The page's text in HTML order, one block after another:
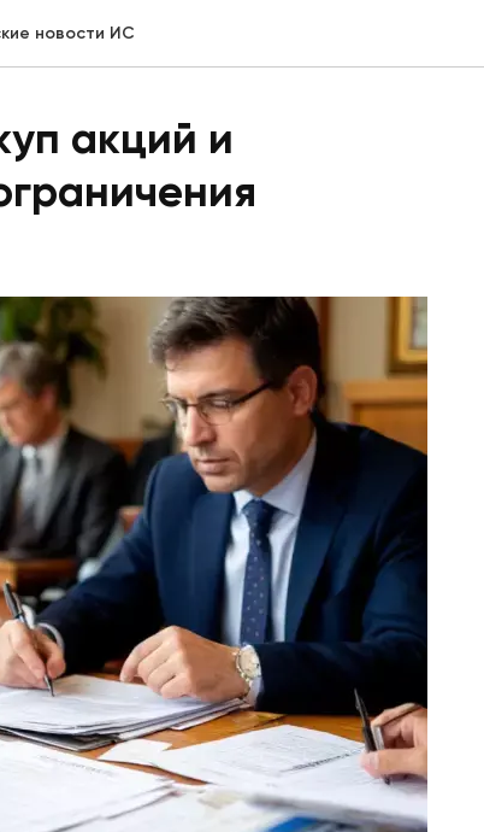
новости ИС
акций и